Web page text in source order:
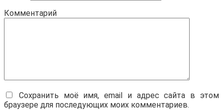
Комментарий
Сохранить моё имя, email и адрес сайта в этом
браузере для последующих моих комментариев.